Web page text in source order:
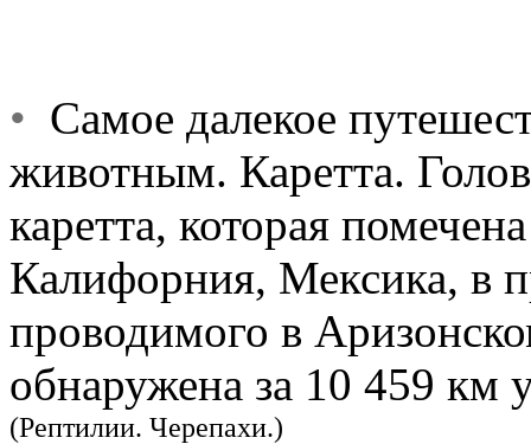
• Самое далекое
животным. Каретта.
каретта, которая
Калифорния, Мексика, в
проводимого в
обнаружена за 10 459 км
(Рептилии. Черепахи.)